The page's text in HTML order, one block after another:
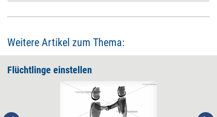
Weitere Artikel zum Thema:
Flüchtlinge einstellen